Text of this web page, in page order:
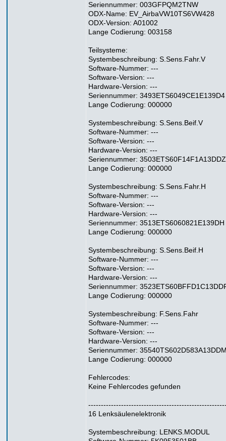
Seriennummer: 003GFPQM2TNW
ODX-Name: EV_AirbaVW10TS6VW428
ODX-Version: A01002
Lange Codierung: 003158
Teilsysteme:
Systembeschreibung: S.Sens.Fahr.V
Software-Nummer: ---
Software-Version: ---
Hardware-Version: ---
Seriennummer: 3493ETS6049CE1E139D4
Lange Codierung: 000000
Systembeschreibung: S.Sens.Beif.V
Software-Nummer: ---
Software-Version: ---
Hardware-Version: ---
Seriennummer: 3503ETS60F14F1A13DDZ
Lange Codierung: 000000
Systembeschreibung: S.Sens.Fahr.H
Software-Nummer: ---
Software-Version: ---
Hardware-Version: ---
Seriennummer: 3513ETS6060821E139DH
Lange Codierung: 000000
Systembeschreibung: S.Sens.Beif.H
Software-Nummer: ---
Software-Version: ---
Hardware-Version: ---
Seriennummer:
Lange Codierung: 000000
Systembeschreibung: F.Sens.Fahr
Software-Nummer: ---
Software-Version: ---
Hardware-Version: ---
Seriennummer:
Lange Codierung: 000000
Fehlercodes:
Keine Fehlercodes gefunden
16 Lenksäulenelektronik
Systembeschreibung: LENKS.MODUL